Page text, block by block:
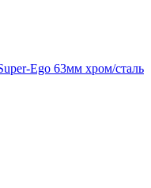
Ego 63мм хром/сталь